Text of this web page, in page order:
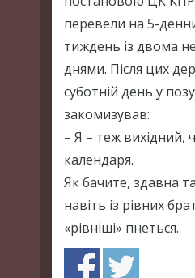
перевели на 5-
тиждень із двома
днями. Після цих
суботній день у позу
закомизував:
– Я – теж вихідний,
календаря.
Як бачите, здавна
навіть із рівних
«рівніші» пнеться.